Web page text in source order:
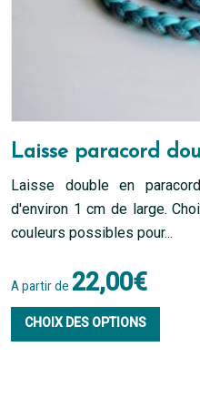
du
Laisse paracord
Laisse double en
d'environ 1 cm de large.
couleurs possibles pour...
A partir de 22,00€
CHOIX DES OPTIONS